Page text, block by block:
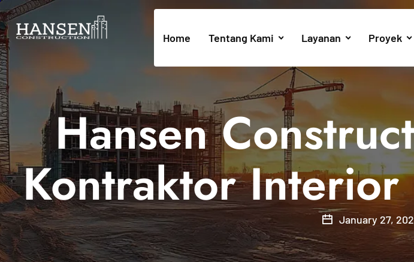
Home Tentang Kami Layanan Proyek
Hansen
Kontraktor Interior
January 27,